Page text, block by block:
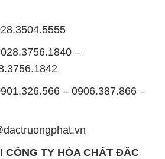
–
– 0906.387.866 –
CÔNG TY HÓA CHẤT ĐẮC